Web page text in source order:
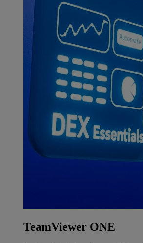
TeamViewer ONE